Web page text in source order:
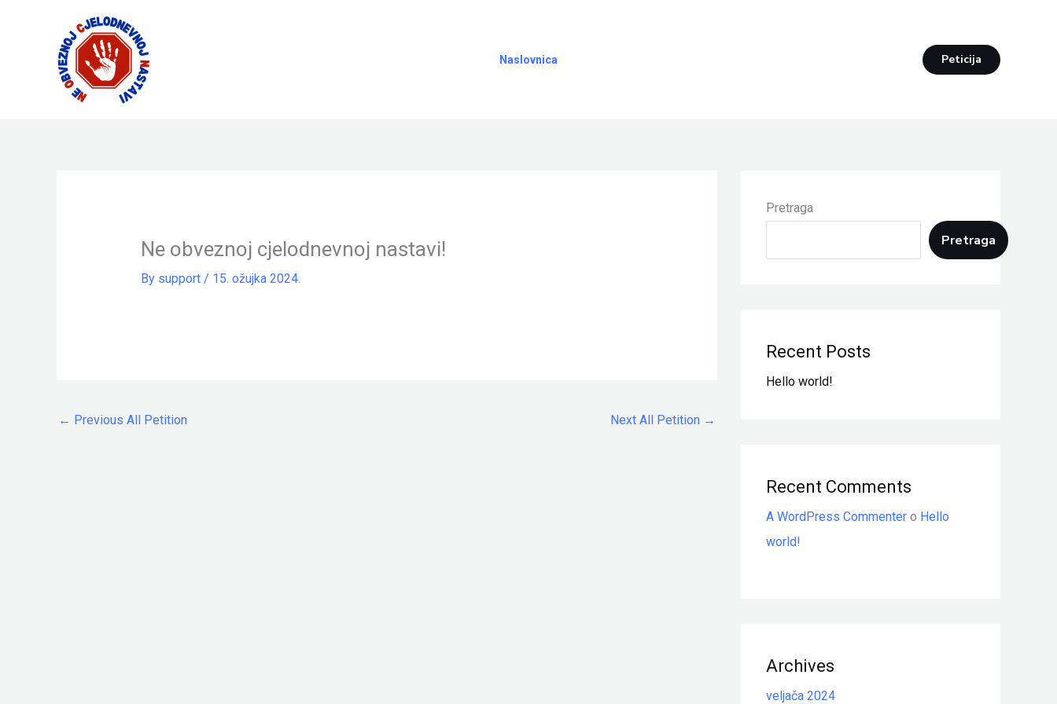
Naslovnica Peticija
Ne obveznoj cjelodnevnoj nastavi!
By support / 15. ožujka 2024.
← Previous All Petition Next All Petition →
Pretraga
Pretraga
Recent Posts
Hello world!
Recent Comments
A WordPress Commenter o Hello
world!
Archives
veljača 2024